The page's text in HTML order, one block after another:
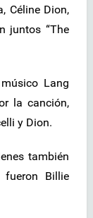
Céline Dion,
juntos “The
Lang
la canción,
y Dion.
también
fueron Billie